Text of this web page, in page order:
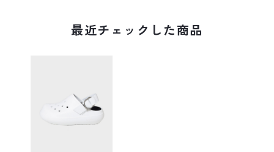
最近チェックした商品